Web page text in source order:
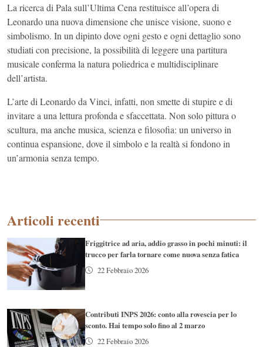
La ricerca di Pala sull’Ultima Cena restituisce all’opera di
Leonardo una nuova dimensione che unisce visione, suono e
simbolismo. In un dipinto dove ogni gesto e ogni dettaglio sono
studiati con precisione, la possibilità di leggere una partitura
musicale conferma la natura poliedrica e multidisciplinare
dell’artista.
L’arte di Leonardo da Vinci, infatti, non smette di stupire e di
invitare a una lettura profonda e sfaccettata. Non solo pittura o
scultura, ma anche musica, scienza e filosofia: un universo in
continua espansione, dove il simbolo e la realtà si fondono in
un’armonia senza tempo.
Articoli recenti
Friggitrice ad aria, addio grasso in pochi minuti: il
trucco per farla tornare come nuova senza fatica
22 Febbraio 2026
Contributi INPS 2026: conto alla rovescia per lo
sconto. Hai tempo solo fino al 2 marzo
22 Febbraio 2026